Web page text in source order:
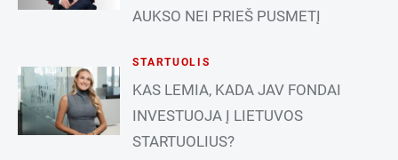
AUKSO NEI PRIEŠ PUSMETĮ
STARTUOLIS
KAS LEMIA, KADA JAV FONDAI
INVESTUOJA Į LIETUVOS
STARTUOLIUS?